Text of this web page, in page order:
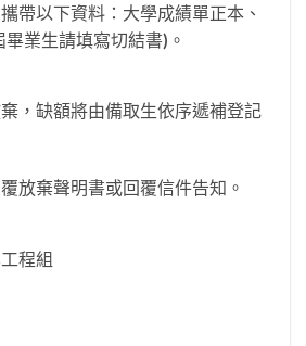
帶以下資料：大學成績單正本、
業生請填寫切結書)。
，缺額將由備取生依序遞補登記
放棄聲明書或回覆信件告知。
程組